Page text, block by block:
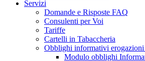
Servizi
Domande e Risposte FAQ
Consulenti per Voi
Tariffe
Cartelli in Tabaccheria
Obblighi informativi
Modulo obblighi